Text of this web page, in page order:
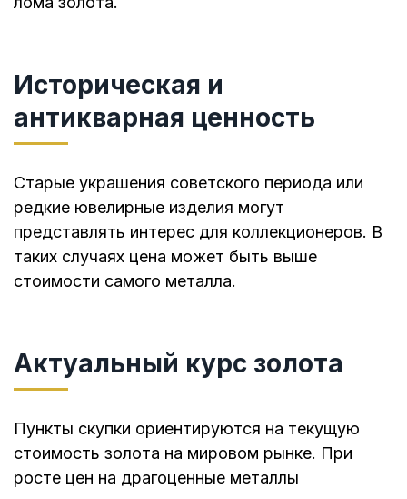
Историческая и
антикварная ценность
Старые украшения советского периода или
редкие ювелирные изделия могут
представлять интерес для коллекционеров. В
таких случаях цена может быть выше
стоимости самого металла.
Актуальный курс золота
Пункты скупки ориентируются на текущую
стоимость золота на мировом рынке. При
росте цен на драгоценные металлы